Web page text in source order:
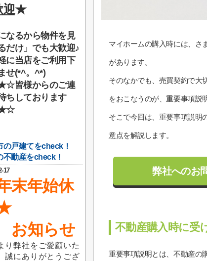
マイホームの購入時には、さ
があります。
そのなかでも、売買契約で大
をおこなうのが、重要事項説
そこで今回は、重要事項説明
意点を解説します。
弊社へのお
不動産購入時に受
重要事項説明とは、不動産の
迎★
なるから物件を見
だけ」でも大歓迎♪
に当店をご利用下
せ(*^。^*)
皆様からのご連
ちしております
の戸建てをcheck！
不動産をcheck！
17
末年始休
知らせ
り弊社をご愛顧いた
誠にありがとうござ